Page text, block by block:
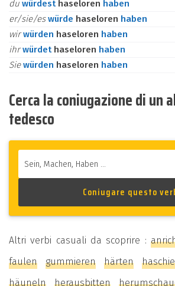
du würdest haseloren haben
er/sie/eswürde haseloren haben
wirwürden haseloren haben
ihrwürdet haseloren haben
Siewürden haseloren haben
Cerca la coniugazione di un
tedesco
Altri verbi casuali da scoprire :
faulen
gummieren härten
häuneln
herausbitten